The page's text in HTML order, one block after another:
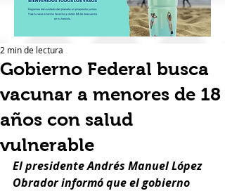
Gobierno Federal busca
vacunar a menores de 18
años con salud
vulnerable
2 min de lectura
El presidente Andrés Manuel López
Obrador informó que el gobierno